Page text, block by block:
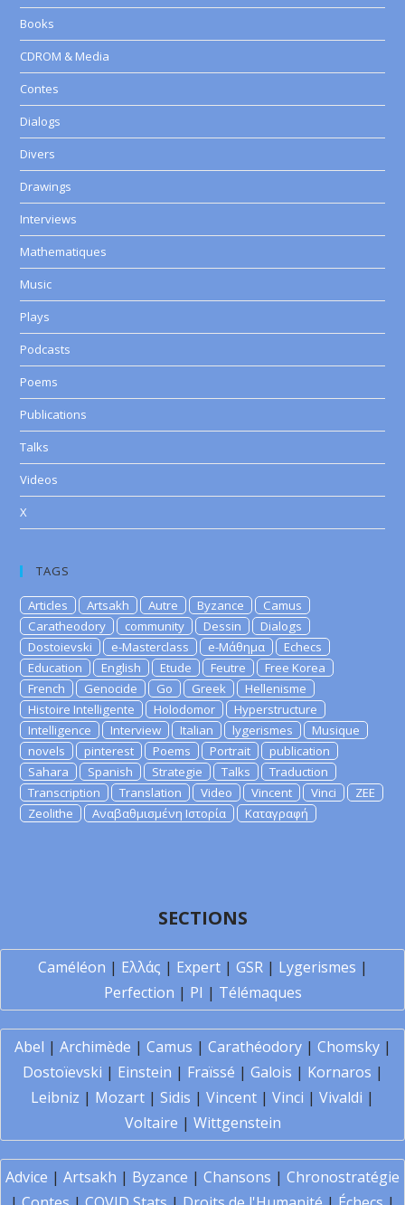
Books
CDROM & Media
Contes
Dialogs
Divers
Drawings
Interviews
Mathematiques
Music
Plays
Podcasts
Poems
Publications
Talks
Videos
X
TAGS
Articles Artsakh Autre Byzance
Camus
Caratheodory
community Dessin
Dialogs
Dostoievski
e-Masterclass e-Μάθημα
Echecs
Education
English Etude Feutre
Free Korea
French
Genocide Go Greek
Hellenisme
Histoire Intelligente
Holodomor
Hyperstructure
Intelligence
Interview Italian lygerismes
Musique
novels
pinterest Poems Portrait
publication
Sahara
Spanish Strategie Talks
Traduction
Transcription
Translation Video Vincent Vinci
ZEE
Zeolithe
Αναβαθμισμένη Ιστορία Καταγραφή
SECTIONS
Caméléon | Ελλάς | Expert| GSR| Lygerismes |
Perfection | PI | Télémaques
Abel | Archimède | Camus | Carathéodory| Chomsky|
Dostoïevski | Einstein | Fraïssé | Galois | Kornaros |
Leibniz | Mozart | Sidis | Vincent | Vinci | Vivaldi |
Voltaire | Wittgenstein
Advice | Artsakh | Byzance | Chansons | Chronostratégie